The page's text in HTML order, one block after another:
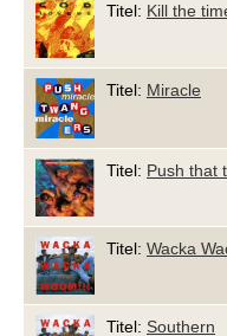
Titel: Kill the
Titel: Miracle
Titel: Push that
Titel: Wacka
Titel: Southern